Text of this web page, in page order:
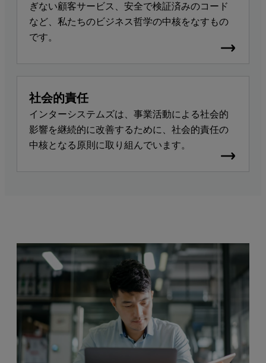
ぎない顧客サービス、安全で検証済みのコード
など、私たちのビジネス哲学の中核をなすもの
です。
社会的責任
インターシステムズは、事業活動による社会的
影響を継続的に改善するために、社会的責任の
中核となる原則に取り組んでいます。